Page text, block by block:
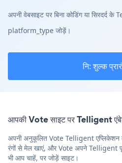
अपनी वेबसाइट पर बिना कोडिंग या सिरदर्द
platform_type जोड़ें।
नि: शुल्क
आपकी Vote साइट पर Telligent
अपनी अनुकूलित Vote Telligent एप्लिकेशन
रंगों से मेल खाएं, और Vote अपने Telligent
भी आप चाहें, पर जोड़ें साइट।